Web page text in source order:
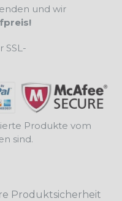
und wir
SSL-
Produkte vom
sind.
Produktsicherheit